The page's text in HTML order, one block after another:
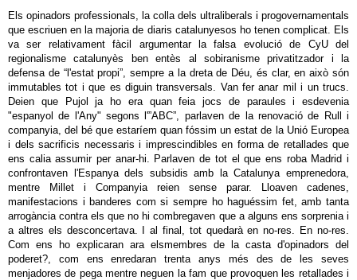
Els opinadors professionals, la colla dels ultraliberals i progovernamentals
que escriuen en la majoria de diaris catalunyesos ho tenen complicat. Els
va ser relativament fàcil argumentar la falsa evolució de CyU del
regionalisme catalunyès ben entès al sobiranisme privatitzador i la
defensa de “l'estat propi”, sempre a la dreta de Déu, és clar, en això són
immutables tot i que es diguin transversals. Van fer anar mil i un trucs.
Deien que Pujol ja ho era quan feia jocs de paraules i esdevenia
"espanyol de l'Any" segons l'”ABC”, parlaven de la renovació de Rull i
companyia, del bé que estaríem quan fóssim un estat de la Unió Europea
i dels sacrificis necessaris i imprescindibles en forma de retallades que
ens calia assumir per anar-hi. Parlaven de tot el que ens roba Madrid i
confrontaven l'Espanya dels subsidis amb la Catalunya emprenedora,
mentre Millet i Companyia reien sense parar. Lloaven cadenes,
manifestacions i banderes com si sempre ho haguéssim fet, amb tanta
arrogància contra els que no hi combregaven que a alguns ens sorprenia i
a altres els desconcertava. I al final, tot quedarà en no-res. En no-res.
Com ens ho explicaran ara elsmembres de la casta d'opinadors del
poderet?, com ens enredaran trenta anys més des de les seves
menjadores de pega mentre neguen la fam que provoquen les retallades i